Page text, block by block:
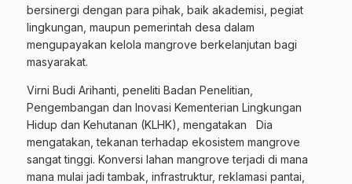
bersinergi dengan para pihak, baik akademisi, pegiat
lingkungan, maupun pemerintah desa dalam
mengupayakan kelola mangrove berkelanjutan bagi
masyarakat.
Virni Budi Arihanti, peneliti Badan Penelitian,
Pengembangan dan Inovasi Kementerian Lingkungan
Hidup dan Kehutanan (KLHK), mengatakan Dia
mengatakan, tekanan terhadap ekosistem mangrove
sangat tinggi. Konversi lahan mangrove terjadi di mana
mana mulai jadi tambak, infrastruktur, reklamasi pantai,